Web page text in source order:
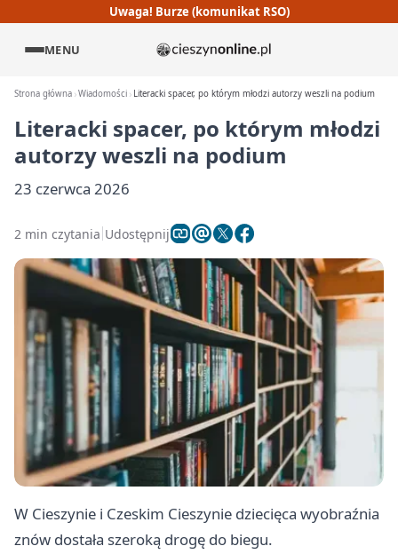
Uwaga! Burze (komunikat RSO)
MENU
Strona główna Wiadomości Literacki spacer, po którym młodzi autorzy weszli na podium
Literacki spacer, po którym młodzi
autorzy weszli na podium
23 czerwca 2026
2 min czytania Udostępnij
W Cieszynie i Czeskim Cieszynie dziecięca wyobraźnia
znów dostała szeroką drogę do biegu.